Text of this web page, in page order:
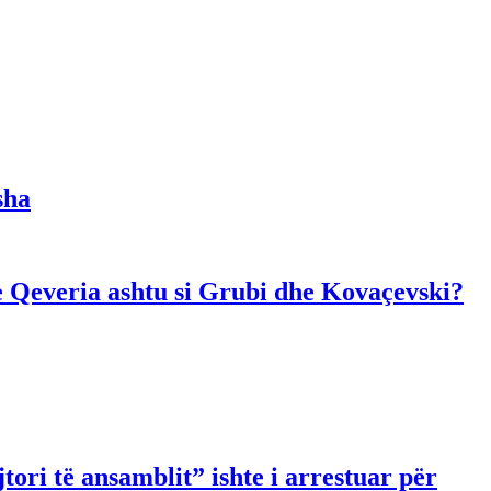
ashtu si Grubi dhe Kovaçevski?
të ansamblit” ishte i arrestuar për